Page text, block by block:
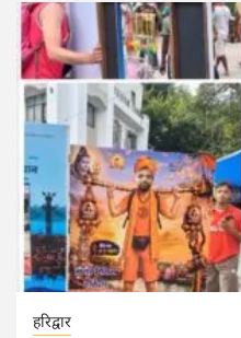
हरिद्वार